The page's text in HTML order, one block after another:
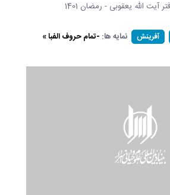
آیت الله یعقوبی - رمضان 1401
آفرینش نمایه ها: -تمام حروف الفبا »